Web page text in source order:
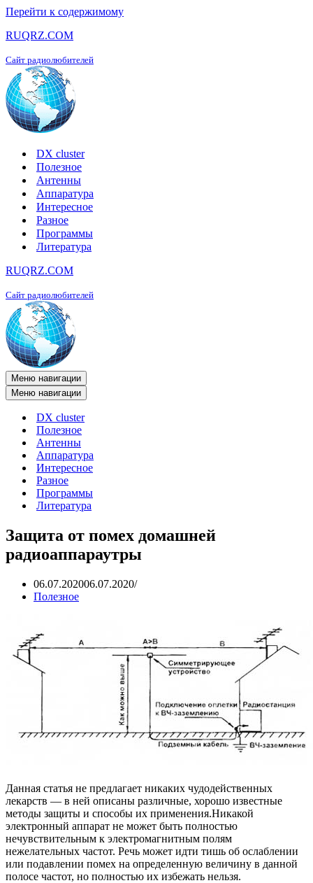
Перейти к содержимому
RUQRZ.COM
Сайт радиолюбителей
DX cluster
Полезное
Антенны
Аппаратура
Интересное
Разное
Программы
Литература
RUQRZ.COM
Сайт радиолюбителей
Меню навигации
Меню навигации
DX cluster
Полезное
Антенны
Аппаратура
Интересное
Разное
Программы
Литература
Защита от помех домашней
радиоаппараутры
06.07.202006.07.2020
Полезное
Данная статья не предлагает никаких чудодейственных
лекарств — в ней описаны различные, хорошо известные
методы защиты и способы их применения.Никакой
электронный аппарат не может быть полностью
нечувствительным к электромагнитным полям
нежелательных частот. Речь может идти тишь об ослаблении
или подавлении помех на определенную величину в данной
полосе частот, но полностью их избежать нельзя.